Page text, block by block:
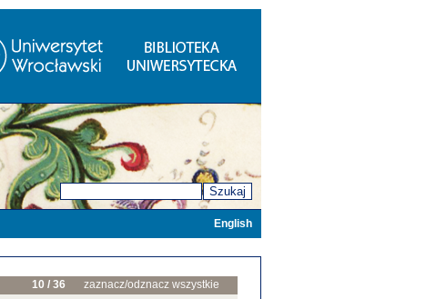
Szukaj
English
10 / 36 zaznacz/odznacz wszystkie